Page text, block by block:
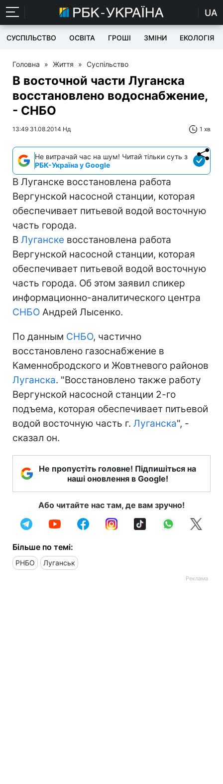
UA
СУСПІЛЬСТВО ОСВІТА ГРОШІ ЗМІНИ ЕКОЛОГІЯ
Головна » Життя » Суспільство
В восточной части Луганска
восстановлено водоснабжение,
- СНБО
13:49 31.08.2014 Нд 1 хв
Не витрачай час на шум! Читай тільки суть з
РБК-Україна у Google
В Луганске восстановлена работа
Вергунской насосной станции, которая
обеспечивает питьевой водой восточную
часть города.
В Луганске восстановлена работа
Вергунской насосной станции, которая
обеспечивает питьевой водой восточную
часть города. Об этом заявил спикер
информационно-аналитического центра
СНБО Андрей Лысенко.
По данным СНБО, частично
восстановлено газоснабжение в
Каменнобродского и Жовтневого районов
Луганска. "Восстановлено также работу
Вергунской насосной станции 2-го
подъема, которая обеспечивает питьевой
водой восточную часть г. Луганска", -
сказал он.
Не пропустіть головне! Підпишіться на
наші оновлення в Google!
Або читайте нас там, де вам зручно!
Більше по темі:
РНБО Луганськ